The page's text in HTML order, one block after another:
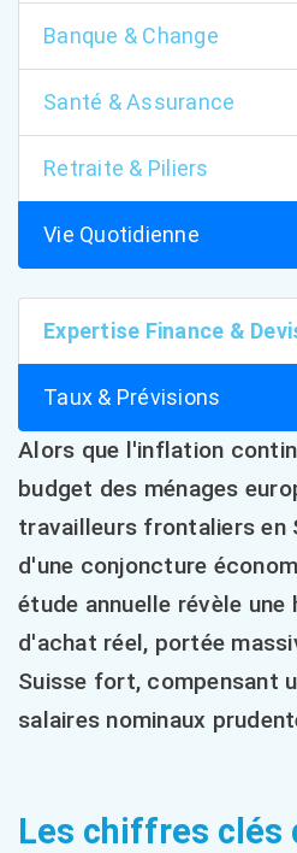
Banque & Change
Santé & Assurance
Retraite & Piliers
Vie Quotidienne
Expertise Finance &
Taux & Prévisions
Alors que l'inflation
budget des ménages
travailleurs frontaliers en
d'une conjoncture
étude annuelle révèle une
d'achat réel, portée
Suisse fort, compensant
salaires nominaux
Les chiffres clés